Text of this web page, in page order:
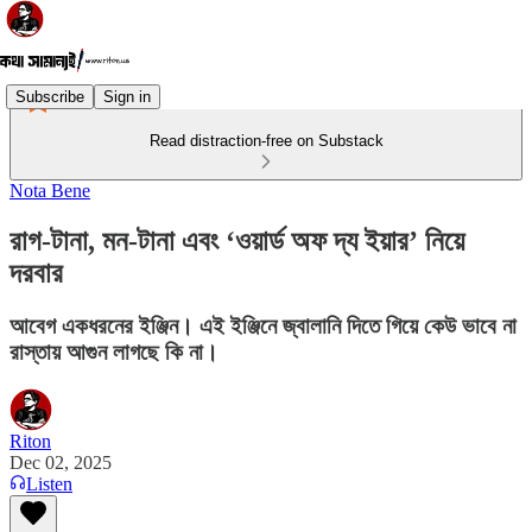
Subscribe Sign in
Read distraction-free on Substack
Nota Bene
রাগ-টানা, মন-টানা এবং ‘ওয়ার্ড অফ দ্য ইয়ার’ নিয়ে
দরবার
আবেগ একধরনের ইঞ্জিন। এই ইঞ্জিনে জ্বালানি দিতে গিয়ে কেউ ভাবে না
রাস্তায় আগুন লাগছে কি না।
Riton
Dec 02, 2025
Listen